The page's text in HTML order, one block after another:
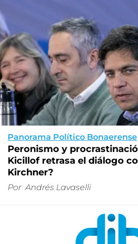
Panorama Político Bonaerense
Peronismo y
Kicillof retrasa el diálogo
Kirchner?
Por Andrés Lavaselli